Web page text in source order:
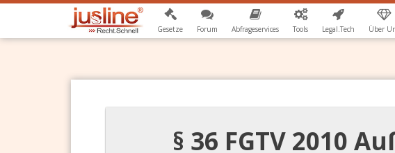
Gesetze Forum Abfrageservices Tools Legal.Tech Über
§ 36 FGTV 2010